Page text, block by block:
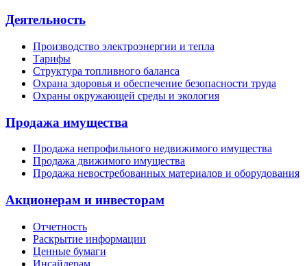
Деятельность
Производство электроэнергии и тепла
Тарифы
Структура топливного баланса
Охрана здоровья и обеспечение безопасности труда
Охраны окружающей среды и экология
Продажа имущества
Продажа непрофильного недвижимого имущества
Продажа движимого имущества
Продажа невостребованных материалов и оборудования
Акционерам и инвесторам
Отчетность
Раскрытие информации
Ценные бумаги
Инсайдерам